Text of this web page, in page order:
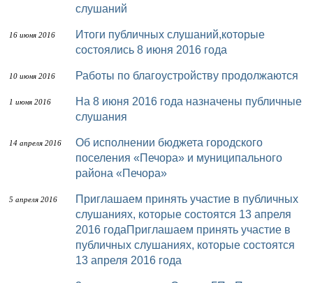
слушаний
16 июня 2016
Итоги публичных слушаний,которые
состоялись 8 июня 2016 года
10 июня 2016 Работы по благоустройству продолжаются
1 июня 2016
На 8 июня 2016 года назначены публичные
слушания
14 апреля 2016
Об исполнении бюджета городского
поселения «Печора» и муниципального
района «Печора»
5 апреля 2016
Приглашаем принять участие в публичных
слушаниях, которые состоятся 13 апреля
2016 годаПриглашаем принять участие в
публичных слушаниях, которые состоятся
13 апреля 2016 года